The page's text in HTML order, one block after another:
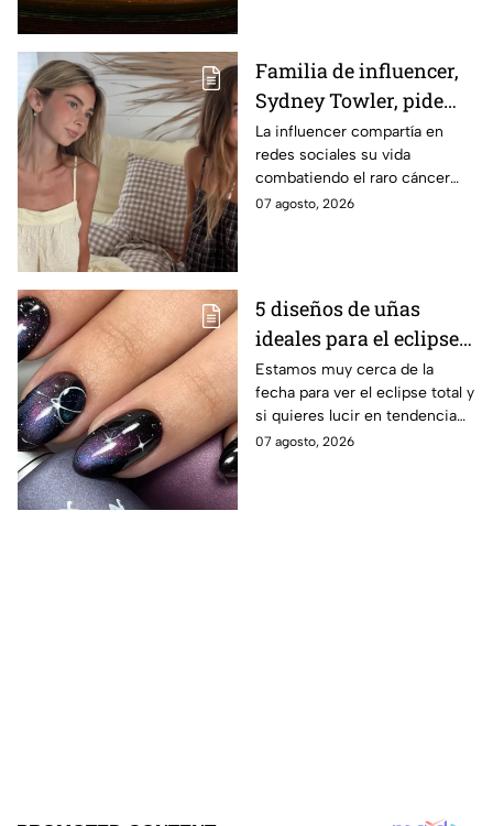
Familia de influencer,
Sydney Towler, pide
apoyo de 75, 000
dólares para honrar su
memoria
La influencer compartía en
redes sociales su vida
combatiendo el raro cáncer
que le aquejaba. Hoy la familia
07 agosto, 2026
5 diseños de uñas
ideales para el eclipse
total; son auténticas y
con colores cósmicos
Estamos muy cerca de la
fecha para ver el eclipse total y
si quieres lucir en tendencia
con el día mira estos diseños
07 agosto, 2026